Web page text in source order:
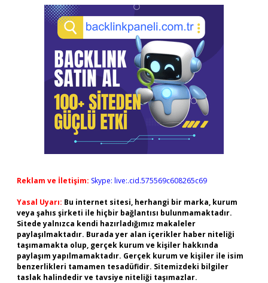
Reklam ve İletişim: Skype: live:.cid.575569c608265c69
Yasal Uyarı: Bu internet sitesi, herhangi bir marka, kurum
veya şahıs şirketi ile hiçbir bağlantısı bulunmamaktadır.
Sitede yalnızca kendi hazırladığımız makaleler
paylaşılmaktadır. Burada yer alan içerikler haber niteliği
taşımamakta olup, gerçek kurum ve kişiler hakkında
paylaşım yapılmamaktadır. Gerçek kurum ve kişiler ile isim
benzerlikleri tamamen tesadüfidir. Sitemizdeki bilgiler
taslak halindedir ve tavsiye niteliği taşımazlar.